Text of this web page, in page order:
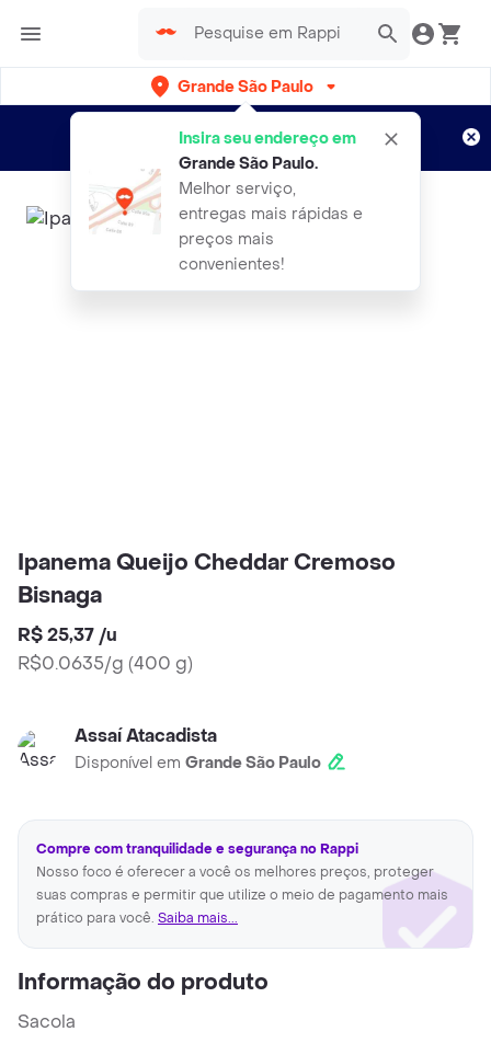
Grande São Paulo
Insira seu endereço em
Grande São Paulo.
Melhor serviço,
entregas mais rápidas e
preços mais
convenientes!
Entregas grátis por 15 dias!
Aplicam T&C
Ipanema Queijo Cheddar Cremoso
Bisnaga
R$ 25,37 /u
R$0.0635/g (400 g)
Assaí Atacadista
Disponível em Grande São Paulo
Compre com tranquilidade e segurança no Rappi
Nosso foco é oferecer a você os melhores preços, proteger
suas compras e permitir que utilize o meio de pagamento mais
prático para você. Saiba mais...
Informação do produto
Sacola